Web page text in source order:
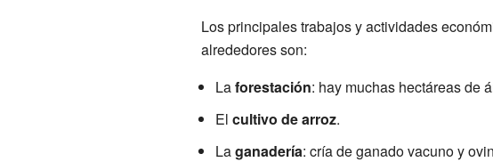
Los principales trabajos y actividades
alrededores son:
Laforestación: hay muchas hectáreas de
El cultivo de arroz.
Laganadería: cría de ganado vacuno y